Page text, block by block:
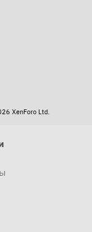
XenForo Ltd.